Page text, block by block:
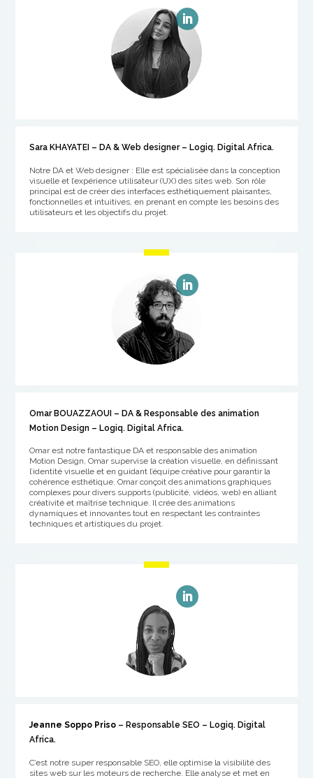
Sara KHAYATEI – DA & Web designer – Logiq. Digital Africa.
Notre DA et Web designer : Elle est spécialisée dans la conception
visuelle et l’expérience utilisateur (UX) des sites web. Son rôle
principal est de créer des interfaces esthétiquement plaisantes,
fonctionnelles et intuitives, en prenant en compte les besoins des
utilisateurs et les objectifs du projet.
Omar BOUAZZAOUI – DA & Responsable des animation
Motion Design – Logiq. Digital Africa.
Omar est notre fantastique DA et responsable des animation
Motion Design, Omar supervise la création visuelle, en définissant
l’identité visuelle et en guidant l’équipe créative pour garantir la
cohérence esthétique. Omar conçoit des animations graphiques
complexes pour divers supports (publicité, vidéos, web) en alliant
créativité et maîtrise technique. Il crée des animations
dynamiques et innovantes tout en respectant les contraintes
techniques et artistiques du projet.
Jeanne Soppo Priso – Responsable SEO – Logiq. Digital
Africa.
C’est notre super responsable SEO, elle optimise la visibilité des
sites web sur les moteurs de recherche. Elle analyse et met en